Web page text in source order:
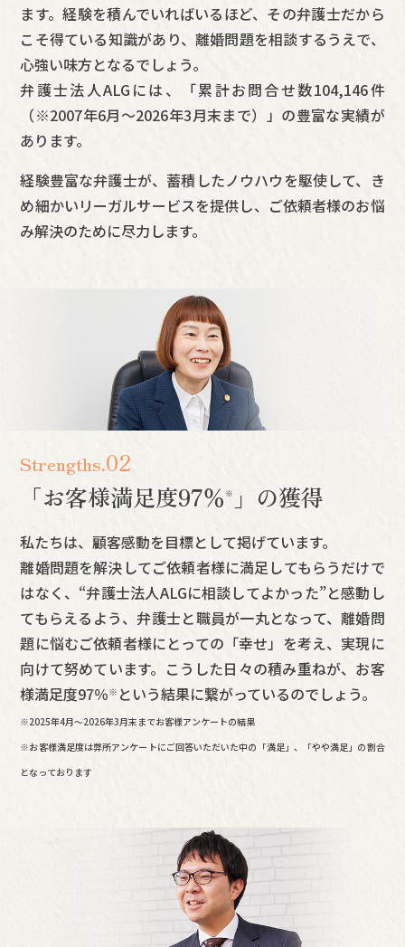
ます。経験を積んでいればいるほど、その弁護士だから
こそ得ている知識があり、離婚問題を相談するうえで、
心強い味方となるでしょう。
弁護士法人ALGには、「累計お問合せ数104,146件
（※2007年6月～2026年3月末まで）」の豊富な実績が
あります。
経験豊富な弁護士が、蓄積したノウハウを駆使して、き
め細かいリーガルサービスを提供し、ご依頼者様のお悩
み解決のために尽力します。
Strengths.02
「お客様満足度97％ ※ 」の獲得
私たちは、顧客感動を目標として掲げています。
離婚問題を解決してご依頼者様に満足してもらうだけで
はなく、“弁護士法人ALGに相談してよかった”と感動し
てもらえるよう、弁護士と職員が一丸となって、離婚問
題に悩むご依頼者様にとっての「幸せ」を考え、実現に
向けて努めています。こうした日々の積み重ねが、お客
様満足度97％※ という結果に繋がっているのでしょう。
※2025年4月～2026年3月末までお客様アンケートの結果
※お客様満足度は弊所アンケートにご回答いただいた中の「満足」、「やや満足」の割合
となっております